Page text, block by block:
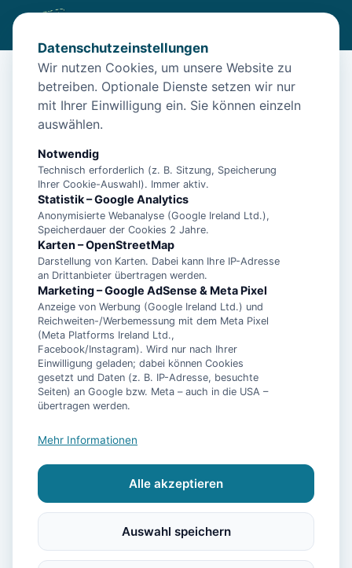
/Unterkünfte /Norden/
Nordsee-Urlaub in Norden: Ferienwohnungen Saida Wohnung 1...
Nordsee-Urlaub in Norden:
Ferienwohnungen Saida Wohnung
26506 Norden
Ausstattung
Datenschutzeinstellungen
Wir nutzen Cookies, um unsere Website zu
betreiben. Optionale Dienste setzen wir nur
mit Ihrer Einwilligung ein. Sie können einzeln
auswählen.
Notwendig
Technisch erforderlich (z. B. Sitzung, Speicherung
Ihrer Cookie-Auswahl). Immer aktiv.
Statistik – Google Analytics
Anonymisierte Webanalyse (Google Ireland Ltd.),
Speicherdauer der Cookies 2 Jahre.
Karten – OpenStreetMap
Darstellung von Karten. Dabei kann Ihre IP-Adresse
an Drittanbieter übertragen werden.
Marketing – Google AdSense & Meta Pixel
Anzeige von Werbung (Google Ireland Ltd.) und
Reichweiten-/Werbemessung mit dem Meta Pixel
(Meta Platforms Ireland Ltd.,
Facebook/Instagram). Wird nur nach Ihrer
Einwilligung geladen; dabei können Cookies
gesetzt und Daten (z. B. IP-Adresse, besuchte
Seiten) an Google bzw. Meta – auch in die USA –
übertragen werden.
Mehr Informationen
Alle akzeptieren
Auswahl speichern